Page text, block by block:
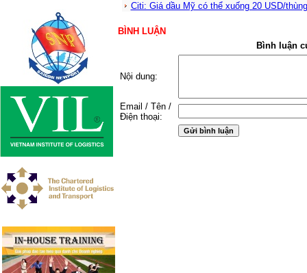
Citi: Giá dầu Mỹ có thể xuống 20 USD/thùng
BÌNH LUẬN
Bình luận
Nội dung:
Email / Tên /
Điện thoại: